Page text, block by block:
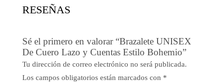
RESEÑAS
Sé el primero en valorar “Brazalete UNISEX
De Cuero Lazo y Cuentas Estilo Bohemio”
Tu dirección de correo electrónico no será publicada.
Los campos obligatorios están marcados con *